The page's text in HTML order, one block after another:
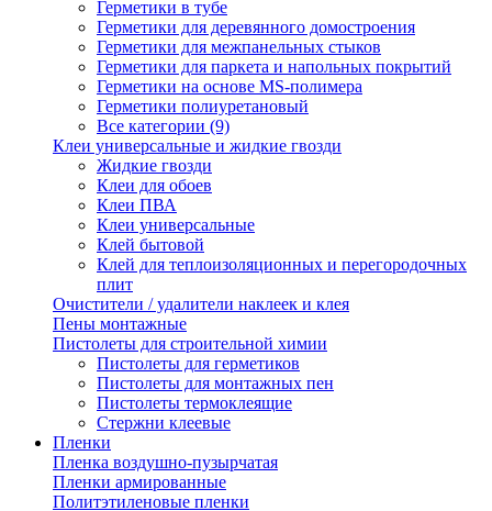
Герметики в тубе
Герметики для деревянного домостроения
Герметики для межпанельных стыков
Герметики для паркета и напольных покрытий
Герметики на основе MS-полимера
Герметики полиуретановый
Все категории (9)
Клеи универсальные и жидкие гвозди
Жидкие гвозди
Клеи для обоев
Клеи ПВА
Клеи универсальные
Клей бытовой
Клей для теплоизоляционных и перегородочных
плит
Очистители / удалители наклеек и клея
Пены монтажные
Пистолеты для строительной химии
Пистолеты для герметиков
Пистолеты для монтажных пен
Пистолеты термоклеящие
Стержни клеевые
Пленки
Пленка воздушно-пузырчатая
Пленки армированные
Политэтиленовые пленки